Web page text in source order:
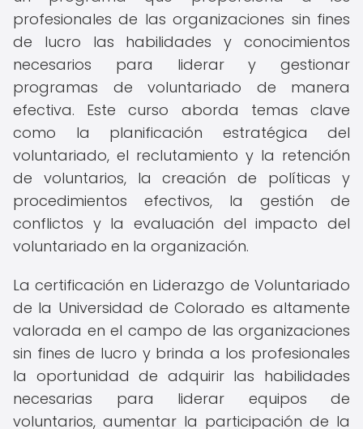
profesionales de las organizaciones sin fines
de lucro las habilidades y conocimientos
necesarios para liderar y gestionar
programas de voluntariado de manera
efectiva. Este curso aborda temas clave
como la planificación estratégica del
voluntariado, el reclutamiento y la retención
de voluntarios, la creación de políticas y
procedimientos efectivos, la gestión de
conflictos y la evaluación del impacto del
voluntariado en la organización.
La certificación en Liderazgo de Voluntariado
de la Universidad de Colorado es altamente
valorada en el campo de las organizaciones
sin fines de lucro y brinda a los profesionales
la oportunidad de adquirir las habilidades
necesarias para liderar equipos de
voluntarios, aumentar la participación de la